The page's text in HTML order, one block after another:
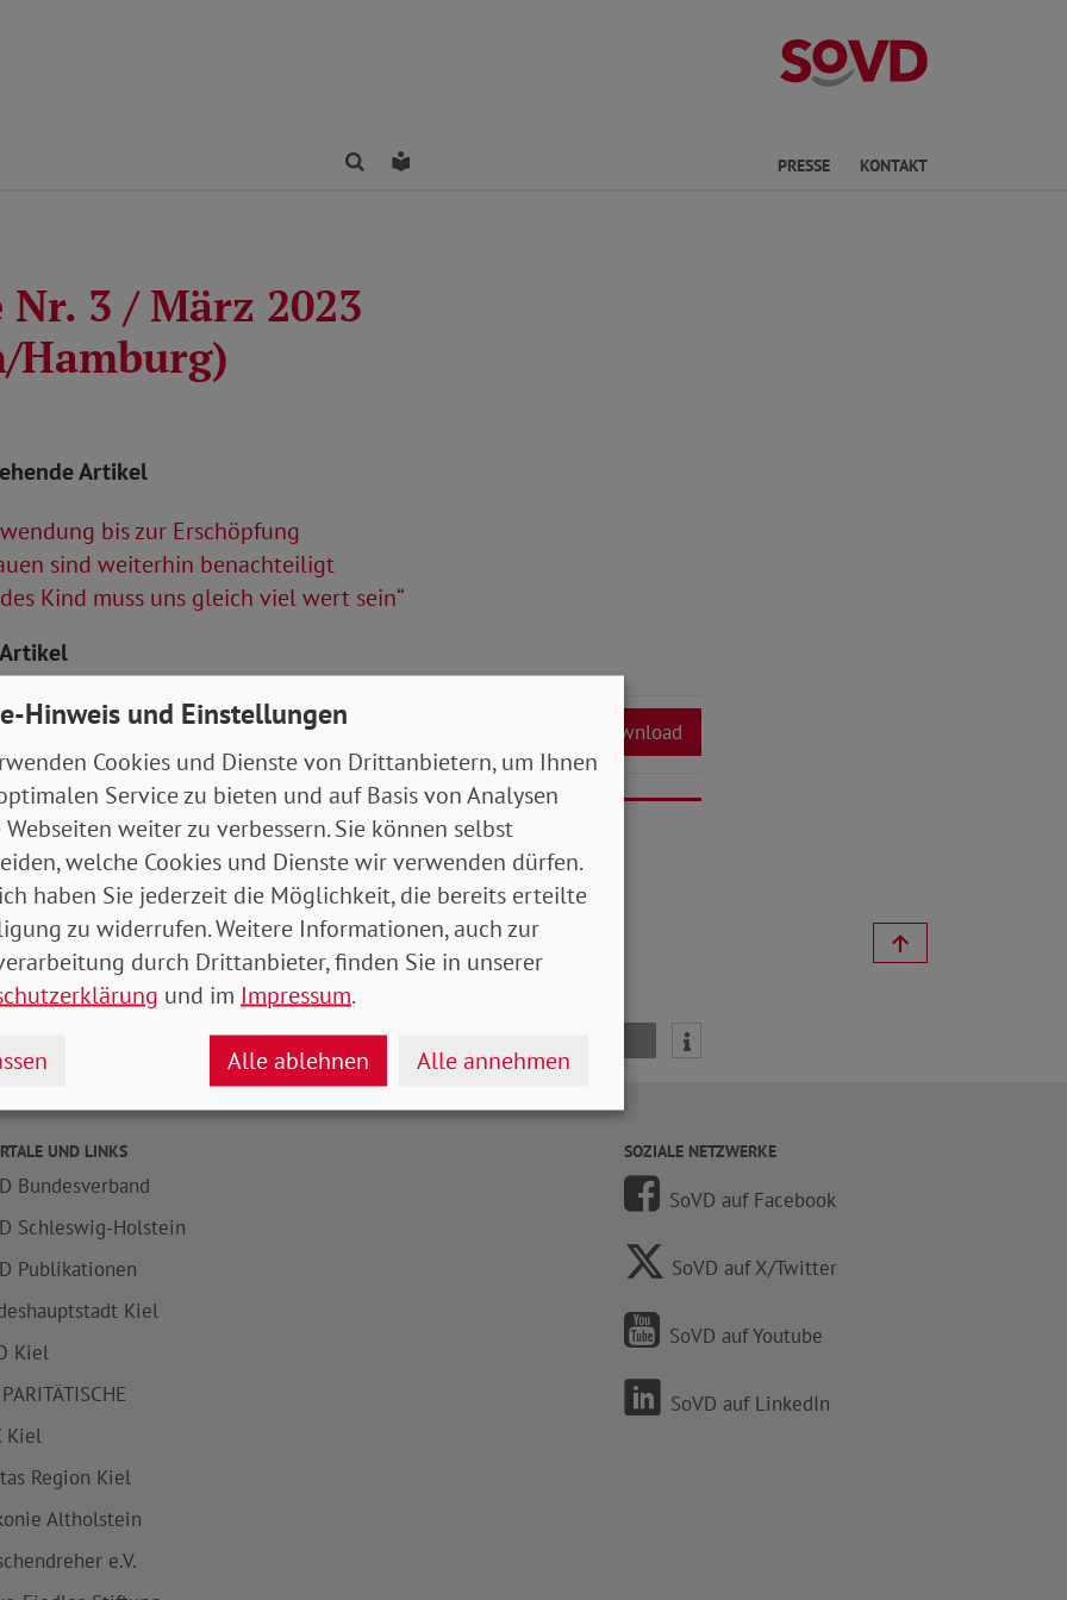
Kreisverband
FindenLeichte Sprache PRESSE KONTAKT
Nr. 3 / März 2023
Hamburg)
Artikel
bis zur Erschöpfung
sind weiterhin benachteiligt
Kind muss uns gleich viel wert sein“
03/2023 (Bremen, Hamburg)- 5 MB Download
teilen
UND LINKS
Bundesverband
Schleswig-Holstein
Publikationen
Kiel
Kiel
Kiel
Region Kiel
Altholstein
e.V.
SOZIALE NETZWERKE
SoVD auf Facebook
SoVD auf X/Twitter
SoVD auf Youtube
SoVD auf LinkedIn
Hinweis und Einstellungen
Cookies und Dienste von Drittanbietern, um Ihnen
Service zu bieten und auf Basis von Analysen
Webseiten weiter zu verbessern. Sie können selbst
welche Cookies und Dienste wir verwenden dürfen.
haben Sie jederzeit die Möglichkeit, die bereits erteilte
zu widerrufen. Weitere Informationen, auch zur
durch Drittanbieter, finden Sie in unserer
und im Impressum.
Alle ablehnen Alle annehmen